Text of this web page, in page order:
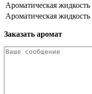
Ароматическая жидкость
Ароматическая жидкость
Заказать аромат